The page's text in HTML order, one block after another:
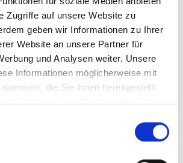
Zugriffe auf unsere Website zu
geben wir Informationen zu Ihrer
Website an unsere Partner für
und Analysen weiter. Unsere
Informationen möglicherweise mit
die Sie ihnen bereitgestellt
im Rahmen Ihrer Nutzung der Dienste
Softwareentwicklung
Software (10)
für die
(1)